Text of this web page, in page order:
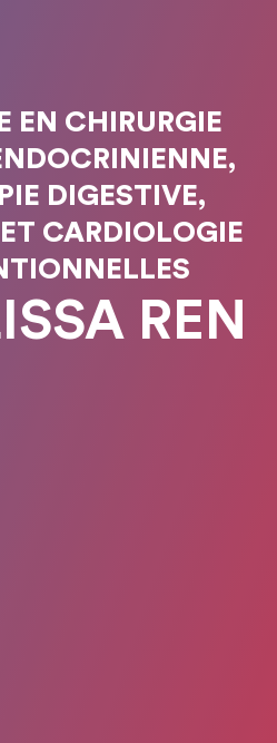
EN CHIRURGIE
DIGESTIVE,
CARDIOLOGIE
REN